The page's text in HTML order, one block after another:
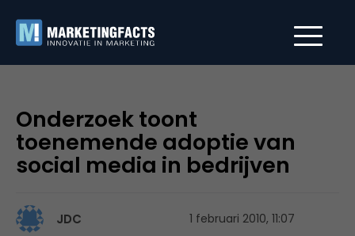
Onderzoek toont
toenemende adoptie van
social media in bedrijven
JDC 1 februari 2010, 11:07